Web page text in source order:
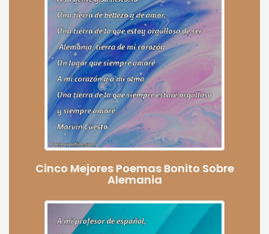
Cinco Mejores Poemas Bonito Sobre
Alemania